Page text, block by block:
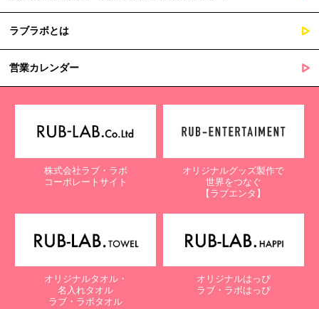
ラブラボとは
営業カレンダー
株式会社ラブ・ラボ
コーポレートサイト
オリジナルグッズ製作で
世界をつなぐ
【ラブエンタ】
オリジナルタオル・
名入れタオル
ラブ・ラボタオル
オリジナルはっぴ
ラブ・ラボはっぴ